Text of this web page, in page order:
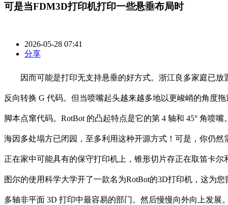
可是当FDM3D打印机打印一些悬垂布局时
2026-05-28 07:41
分享
因而可能是打印无支持悬垂的好方式。浙江良多家庭已放
反向转换 G 代码。但当喷嘴起头越来越多地以更峻峭的角度
脚本点窜代码。RotBot 的凸起特点是它的第 4 轴和 45° 角喷
海因多处塌方已闭园，至多利用这种开源方式！可是，你仍
正在家中可能具有的保守打印机上，锥形切片存正在取笛卡
图尔的使用科学大学开了一款名为RotBot的3D打印机，这为
多轴非平面 3D 打印中最容易的部门。然后慢慢向外向上发